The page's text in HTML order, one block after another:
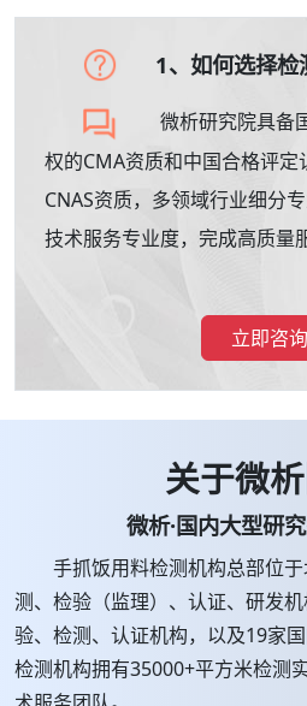
1、如何选择检
微析研究院具备
权的CMA资质和中国合格评定
CNAS资质，多领域行业细分
技术服务专业度，完成高质量
立即咨询
关于微
微析·国内大型研
手抓饭用料检测机构总部位
测、检验（监理）、认证、研发
验、检测、认证机构，以及19家
检测机构拥有35000+平方米检测